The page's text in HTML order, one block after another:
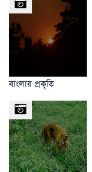
বাংলার প্রকৃতি